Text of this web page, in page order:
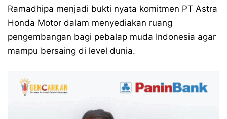
Ramadhipa menjadi bukti nyata komitmen PT Astra
Honda Motor dalam menyediakan ruang
pengembangan bagi pebalap muda Indonesia agar
mampu bersaing di level dunia.